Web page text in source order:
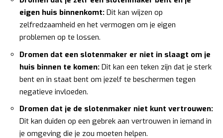
eigen huis binnenkomt: Dit kan wijzen op
zelfredzaamheid en het vermogen om je eigen
problemen op te lossen.
Dromen dat een slotenmaker er niet in slaagt om je
huis binnen te komen: Dit kan een teken zijn dat je sterk
bent en in staat bent om jezelf te beschermen tegen
negatieve invloeden.
Dromen dat je de slotenmaker niet kunt vertrouwen:
Dit kan duiden op een gebrek aan vertrouwen in iemand in
je omgeving die je zou moeten helpen.